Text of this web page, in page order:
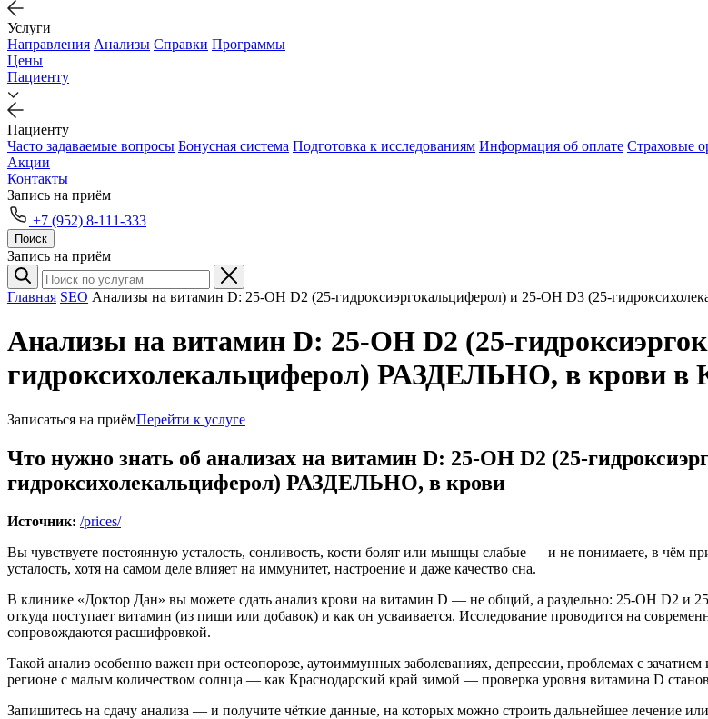
Услуги
Направления Анализы Справки Программы
Цены
Пациенту
Пациенту
Часто задаваемые вопросы Бонусная система Подготовка к исследованиям Информация об оплате Страховые
Акции
Контакты
Запись на приём
+7 (952) 8-111-333
Поиск
Запись на приём
Главная SEO Анализы на витамин D: 25-OH D2 (25-гидроксиэргокальциферол) и 25-ОН D3 (25-
Анализы на витамин D: 25-OH D2 (25-
гидроксихолекальциферол) РАЗДЕЛЬНО, в крови в
Записаться на приёмПерейти к услуге
Что нужно знать об анализах на витамин D: 25-OH D2 (25-
гидроксихолекальциферол) РАЗДЕЛЬНО, в крови
Источник: /prices/
Вы чувствуете постоянную усталость, сонливость, кости болят или мышцы слабые — и не понимаете, в чём
усталость, хотя на самом деле влияет на иммунитет, настроение и даже качество сна.
В клинике «Доктор Дан» вы можете сдать анализ крови на витамин D — не общий, а раздельно: 25-OH D2 и
откуда поступает витамин (из пищи или добавок) и как он усваивается. Исследование проводится на
сопровождаются расшифровкой.
Такой анализ особенно важен при остеопорозе, аутоиммунных заболеваниях, депрессии, проблемах с
регионе с малым количеством солнца — как Краснодарский край зимой — проверка уровня витамина D
Запишитесь на сдачу анализа — и получите чёткие данные, на которых можно строить дальнейшее лечение